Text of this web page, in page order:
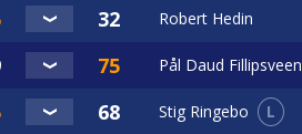
Robert Hedin
Pål Daud Fillipsveen
Stig Ringebo L